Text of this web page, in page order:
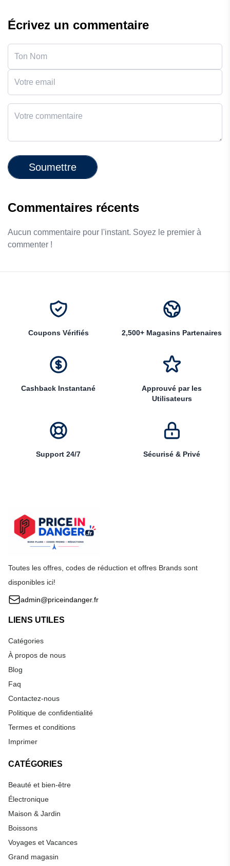
Écrivez un commentaire
Soumettre
Commentaires récents
Aucun commentaire pour l'instant. Soyez le premier à
commenter !
Coupons Vérifiés 2,500+ Magasins Partenaires
Cashback Instantané
Approuvé par les
Utilisateurs
Support 24/7 Sécurisé & Privé
Toutes les offres, codes de réduction et offres Brands sont
disponibles ici!
admin@priceindanger.fr
LIENS UTILES
Catégories
À propos de nous
Blog
Faq
Contactez-nous
Politique de confidentialité
Termes et conditions
Imprimer
CATÉGORIES
Beauté et bien-être
Électronique
Maison & Jardin
Boissons
Voyages et Vacances
Grand magasin